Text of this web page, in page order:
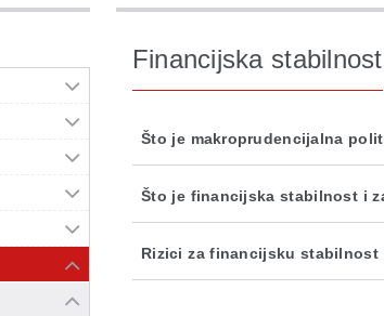
Financijska stabilnost
Što je makroprudencijalna
Što je financijska stabilnost i
Rizici za financijsku stabilnost